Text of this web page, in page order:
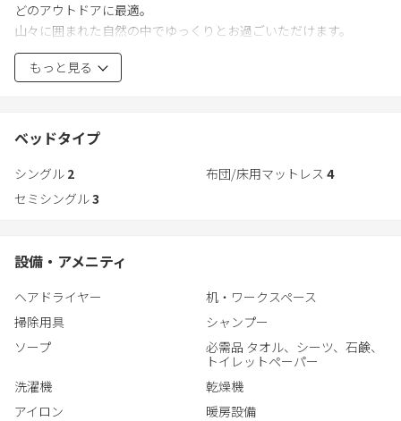
どのアウトドアに最適。
山々に囲まれた自然の中でゆっくりとお過ごいただけます。
冬は志賀高原をはじめ、スキー場が1時間圏内に沢山あるので、ス
キー、スノーボード三昧できます。
もっと見る
ベッドタイプ
シングル 2 布団/床用マットレス 4
セミシングル3
設備・アメニティ
ヘアドライヤー
机・ワークスペース
掃除用具
シャンプー
ソープ
必需品 タオル、シーツ、石鹸、
トイレットペーパー
洗濯機
乾燥機
アイロン
暖房設備